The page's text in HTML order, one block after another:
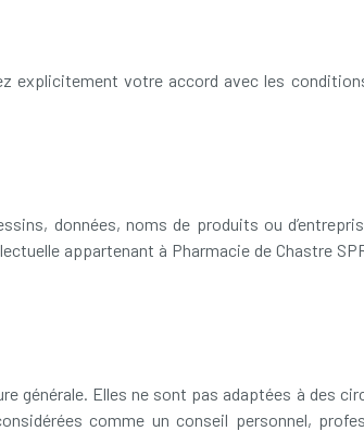
explicitement votre accord avec les
données, noms de produits ou
appartenant à Pharmacie de Chastre
générale. Elles ne sont pas adaptées à des
comme un conseil personnel,